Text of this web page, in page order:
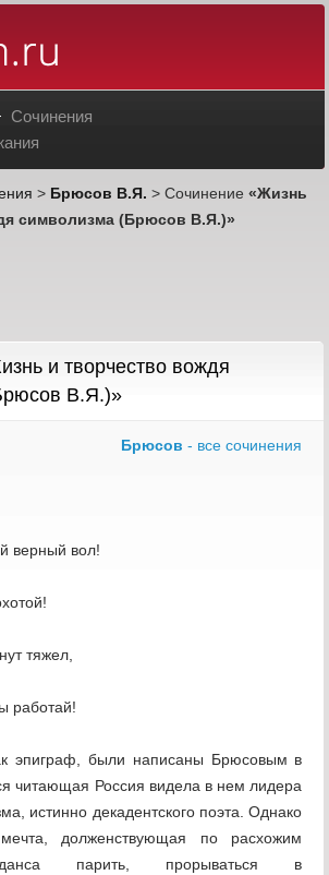
Сочинения
> Брюсов В.Я. > Сочинение«Жизнь
символизма (Брюсов В.Я.)»
и творчество вождя
В.Я.)»
Брюсов - все сочинения
верный вол!
тяжел,
работай!
эпиграф, были написаны Брюсовым в
читающая Россия видела в нем лидера
истинно декадентского поэта. Однако
долженствующая по расхожим
парить, прорываться в